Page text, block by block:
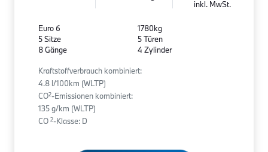
inkl. MwSt.
Euro 6
5 Sitze
8 Gänge
1780kg
5 Türen
4 Zylinder
Kraftstoffverbrauch kombiniert:
4.8 l/100km (WLTP)
CO2-Emissionen kombiniert:
135 g/km (WLTP)
CO 2-Klasse: D